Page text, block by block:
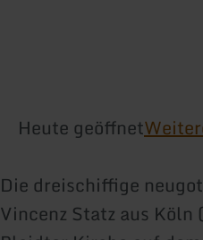
Heute geöffnet
Die dreischiffige
Vincenz Statz aus